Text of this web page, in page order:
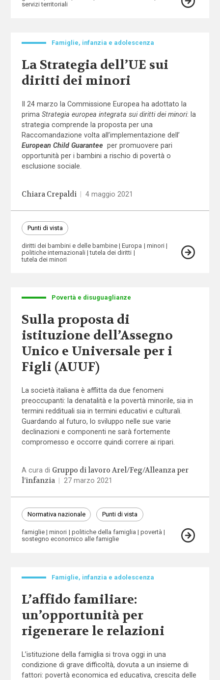
servizi territoriali
Famiglie, infanzia e adolescenza
La Strategia dell’UE sui
diritti dei minori
Il 24 marzo la Commissione Europea ha adottato la
prima Strategia europea integrata sui diritti dei minori: la
strategia comprende la proposta per una
Raccomandazione volta all’implementazione dell’
European Child Guarantee per promuovere pari
opportunità per i bambini a rischio di povertà o
esclusione sociale.
Chiara Crepaldi 4 maggio 2021
Punti di vista
diritti dei bambini e delle bambine Europa
minori
politiche internazionali
tutela dei diritti
tutela dei minori
Povertà e disuguaglianze
Sulla proposta di
istituzione dell’Assegno
Unico e Universale per i
Figli (AUUF)
La società italiana è afflitta da due fenomeni
preoccupanti: la denatalità e la povertà minorile, sia in
termini reddituali sia in termini educativi e culturali.
Guardando al futuro, lo sviluppo nelle sue varie
declinazioni e componenti ne sarà fortemente
compromesso e occorre quindi correre ai ripari.
A cura di Gruppo di lavoro Arel/Feg/Alleanza per
l’infanzia
27 marzo 2021
Normativa nazionale Punti di vista
famiglie minori politiche della famiglia
povertà
sostegno economico alle famiglie
Famiglie, infanzia e adolescenza
L’affido familiare:
un’opportunità per
rigenerare le relazioni
L’istituzione della famiglia si trova oggi in una
condizione di grave difficoltà, dovuta a un insieme di
fattori: povertà economica ed educativa, crescita delle